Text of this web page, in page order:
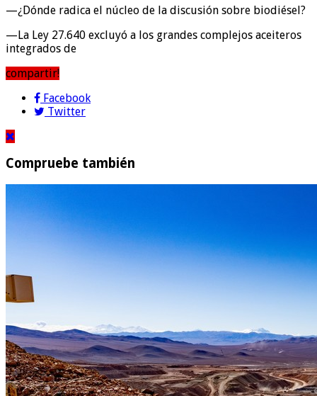
—¿Dónde radica el núcleo de la discusión sobre biodiésel?
—La Ley 27.640 excluyó a los grandes complejos aceiteros
integrados de
compartir!
Facebook
Twitter
Compruebe también